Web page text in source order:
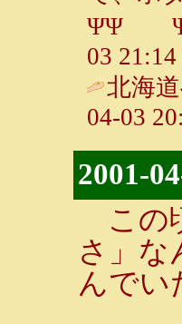
ΨΨ Ψ
03 21:14
北海
04-03
2001-
この
さ」な
んでい